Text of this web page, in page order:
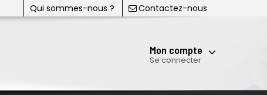
Qui sommes-nous ? Contactez-nous
Mon compte
Se connecter